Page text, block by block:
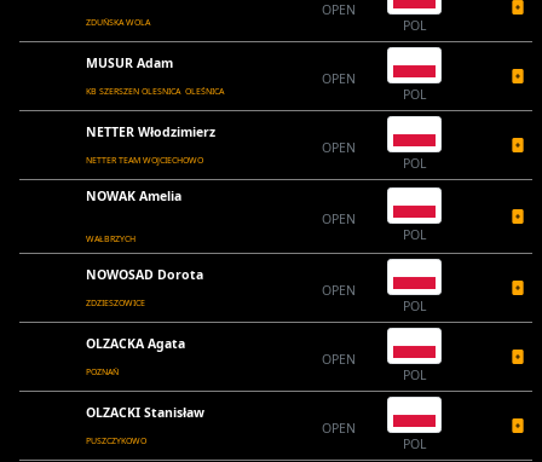
ZDUŃSKA WOLA
OPEN
POL
MUSUR Adam
KB SZERSZEN OLESNICA OLEŚNICA
OPEN
POL
NETTER Włodzimierz
NETTER TEAM WOJCIECHOWO
OPEN
POL
NOWAK Amelia
WAŁBRZYCH
OPEN
POL
NOWOSAD Dorota
ZDZIESZOWICE
OPEN
POL
OLZACKA Agata
POZNAŃ
OPEN
POL
OLZACKI Stanisław
PUSZCZYKOWO
OPEN
POL